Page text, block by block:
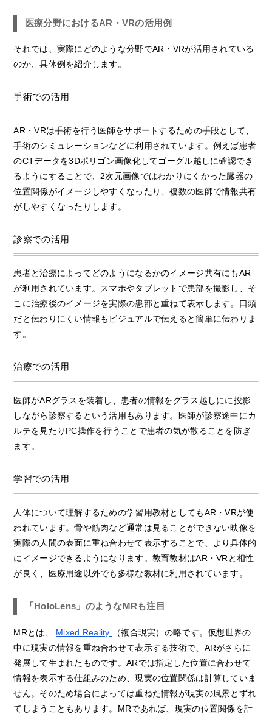
医療分野におけるAR・VRの活用例
それでは、実際にどのような分野でAR・VRが活用されている
のか、具体例を紹介します。
手術での活用
AR・VRは手術を行う医師をサポートするための手段として、
手術のシミュレーションなどに利用されています。例えば患者
のCTデータを3Dポリゴン画像化してゴーグル越しに確認でき
るようにすることで、2次元画像ではわかりにくかった臓器の
位置関係がイメージしやすくなったり、複数の医師で情報共有
がしやすくなったりします。
診察での活用
患者と治療によってどのようになるかのイメージ共有にもAR
が利用されています。スマホやタブレットで患部を撮影し、そ
こに治療後のイメージを実際の患部と重ねて表示します。口頭
だと伝わりにくい情報もビジュアルで伝えると簡単に伝わりま
す。
治療での活用
医師がARグラスを装着し、患者の情報をグラス越しにに投影
しながら診察するという活用もあります。医師が診察途中にカ
ルテを見たりPC操作を行うことで患者の気が散ることを防ぎ
ます。
学習での活用
人体について理解するための学習用教材としてもAR・VRが使
われています。骨や筋肉など通常は見ることができない映像を
実際の人間の表面に重ね合わせて表示することで、より具体的
にイメージできるようになります。教育教材はAR・VRと相性
が良く、医療用途以外でも多様な教材に利用されています。
「HoloLens」のようなMRも注目
MRとは、 Mixed Reality
（複合現実）の略です。仮想世界の
中に現実の情報を重ね合わせて表示する技術で、ARがさらに
発展して生まれたものです。ARでは指定した位置に合わせて
情報を表示する仕組みのため、現実の位置関係は計算していま
せん。そのため場合によっては重ねた情報が現実の風景とずれ
てしまうこともあります。MRであれば、現実の位置関係を計